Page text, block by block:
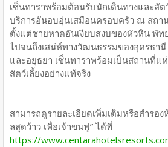
เซ็นทาราพร้อมต้อนรับนักเดินทางและสัต
บริการอันอบอุ่นเสมือนครอบครัว ณ สถา
ตั้งแต่ชายหาดอันเงียบสงบของหัวหิน พัท
ไปจนถึงเสน่ห์ทางวัฒนธรรมของอุดรธา
และอยุธยา เซ็นทาราพร้อมเป็นสถานที่แ
สัตว์เลี้ยงอย่างแท้จริง
สามารถดูรายละเอียดเพิ่มเติมหรือสำรอ
ลสุดว้าว เพื่อเจ้าขนฟู” ได้ที่
https://